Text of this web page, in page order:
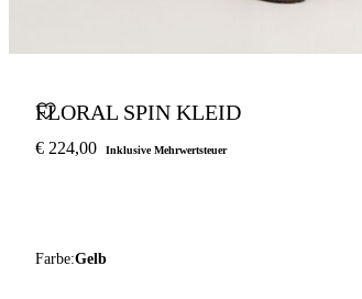
FLORAL SPIN KLEID
€ 224,00 Inklusive Mehrwertsteuer
Farbe:Gelb